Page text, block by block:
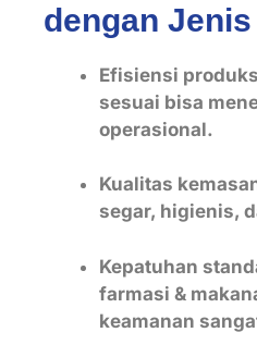
dengan
Efisiensi
sesuai bisa
operasional.
Kualitas
segar, higienis,
Kepatuhan
farmasi &
keamanan